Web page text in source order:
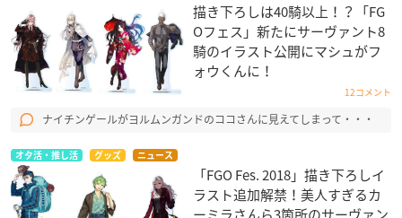
描き下ろしは40騎以上！？「FG
Oフェス」新たにサーヴァント8
騎のイラスト公開にマシュがフ
ォウくんに！
12コメント
ナイチンゲールがヨルムンガンドのココさんに見えてしまって・・・
オタ活・推し活 グッズ ニュース
「FGO Fes. 2018​」描き下ろしイ
ラスト追加解禁！美人すぎるカ